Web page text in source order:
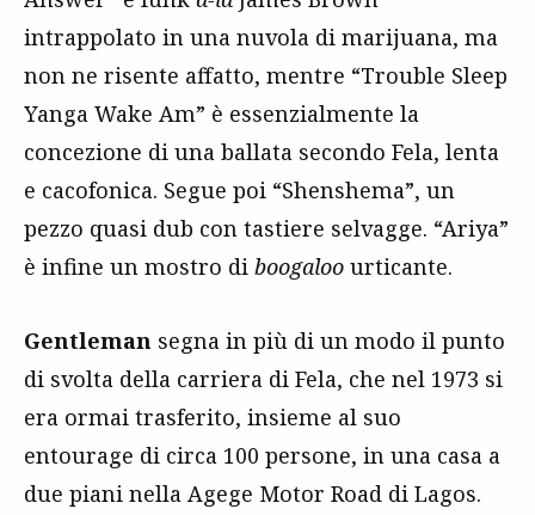
intrappolato in una nuvola di marijuana, ma
non ne risente affatto, mentre “Trouble Sleep
Yanga Wake Am” è essenzialmente la
concezione di una ballata secondo Fela, lenta
e cacofonica. Segue poi “Shenshema”, un
pezzo quasi dub con tastiere selvagge. “Ariya”
è infine un mostro di boogaloo urticante.
Gentleman segna in più di un modo il punto
di svolta della carriera di Fela, che nel 1973 si
era ormai trasferito, insieme al suo
entourage di circa 100 persone, in una casa a
due piani nella Agege Motor Road di Lagos.